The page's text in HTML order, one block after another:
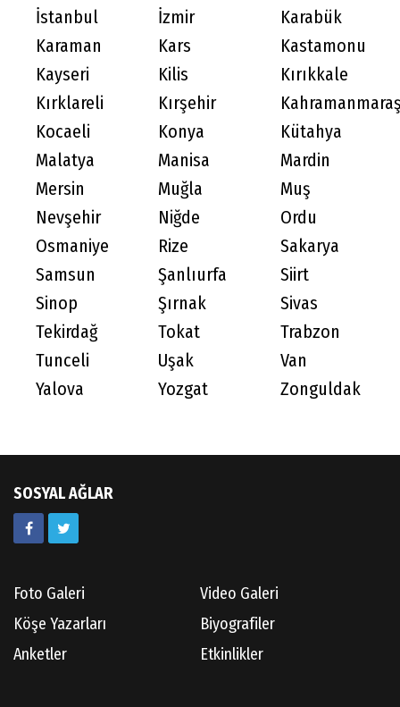
İstanbul
İzmir
Karabük
Karaman
Kars
Kastamonu
Kayseri
Kilis
Kırıkkale
Kırklareli
Kırşehir
Kocaeli
Konya
Kütahya
Malatya
Manisa
Mardin
Mersin
Muğla
Muş
Nevşehir
Niğde
Ordu
Osmaniye
Rize
Sakarya
Samsun
Şanlıurfa
Siirt
Sinop
Şırnak
Sivas
Tekirdağ
Tokat
Trabzon
Tunceli
Uşak
Van
Yalova
Yozgat Zonguldak
SOSYAL AĞLAR
Foto Galeri
Video Galeri
Köşe Yazarları
Biyografiler
Anketler
Etkinlikler